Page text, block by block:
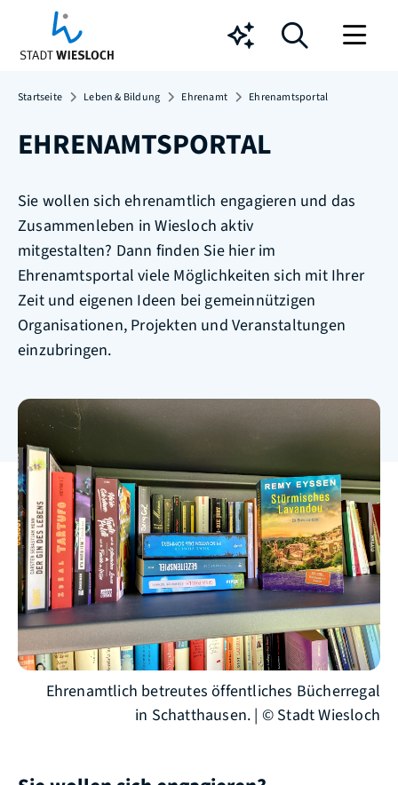
Chatbot
Startseite Leben & Bildung Ehrenamt Ehrenamtsportal
EHRENAMTSPORTAL
Sie wollen sich ehrenamtlich engagieren und das
Zusammenleben in Wiesloch aktiv
mitgestalten? Dann finden Sie hier im
Ehrenamtsportal viele Möglichkeiten sich mit Ihrer
Zeit und eigenen Ideen bei gemeinnützigen
Organisationen, Projekten und Veranstaltungen
einzubringen.
Ehrenamtlich betreutes öffentliches Bücherregal
in Schatthausen. | © Stadt Wiesloch